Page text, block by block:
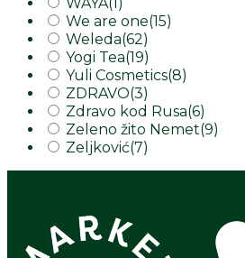
We are one(15)
Weleda(62)
Yogi Tea(19)
Yuli Cosmetics(8)
ZDRAVO(3)
Zdravo kod Rusa(6)
Zeleno žito Nemet(9)
Zeljković(7)